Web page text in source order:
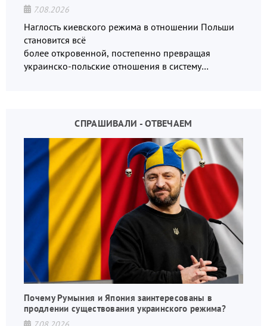
7.08.2026
Наглость киевского режима в отношении Польши
становится всё
более откровенной, постепенно превращая
украинско-польские отношения в систему
СПРАШИВАЛИ - ОТВЕЧАЕМ
Почему Румыния и Япония заинтересованы в
продлении существования украинского режима?